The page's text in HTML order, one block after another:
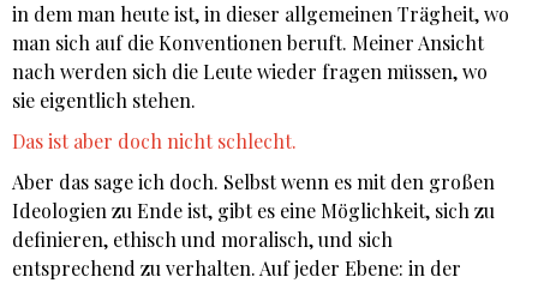
in dem man heute ist, in dieser allgemeinen Trägheit, wo
man sich auf die Konventionen beruft. Meiner Ansicht
nach werden sich die Leute wieder fragen müssen, wo
sie eigentlich stehen.
Das ist aber doch nicht schlecht.
Aber das sage ich doch. Selbst wenn es mit den großen
Ideologien zu Ende ist, gibt es eine Möglichkeit, sich zu
definieren, ethisch und moralisch, und sich
entsprechend zu verhalten. Auf jeder Ebene: in der